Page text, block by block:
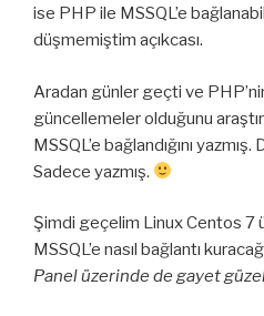
ise PHP ile MSSQL’e
düşmemiştim açıkcası.
Aradan günler geçti ve
güncellemeler olduğunu
MSSQL’e bağlandığını
Sadece yazmış.
Şimdi geçelim Linux Centos 7
MSSQL’e nasıl bağlantı
Panel üzerinde de gayet